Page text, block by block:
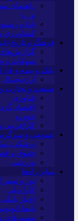
راهنمای
و…)
غذا و
کشاورزی
فرهنگ و تاریخ
سوغات و
بانک و بیمه و
ارزدیجیتال
صنعت و تجارت
فناوری
اقتصاد
خودرو
کارآفرینی
عمومی و
پزشکی،
حقوق و
ورزشی
سایر راه‌ها
تور و سفر
کارا دیلی
اخبار
بلیط
مسیرهای